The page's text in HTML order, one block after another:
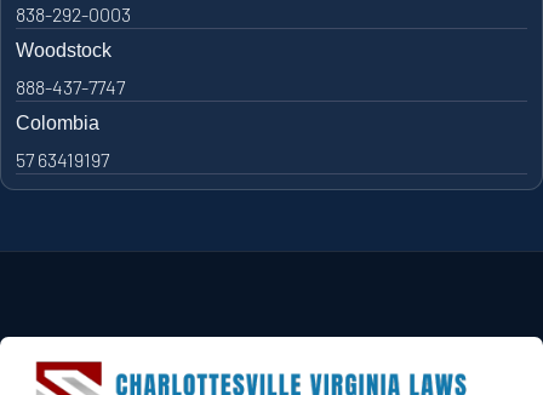
838-292-0003
Woodstock
888-437-7747
Colombia
57 63419197